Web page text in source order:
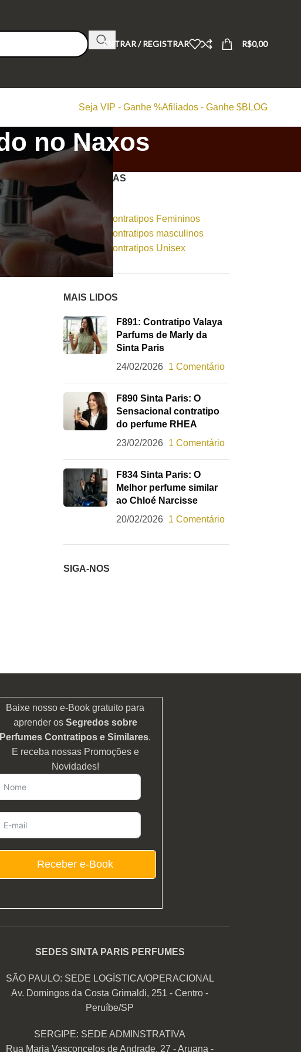
ENTRAR / REGISTRAR R$0,00
Seja VIP - Ganhe %Afiliados - Ganhe $BLOG
no Naxos
CATEGORIAS
Dicas
Perfumes Contratipos Femininos
Perfumes Contratipos masculinos
Perfumes Contratipos Unisex
MAIS LIDOS
F891: Contratipo Valaya
Parfums de Marly da
Sinta Paris
24/02/2026 1 Comentário
F890 Sinta Paris: O
Sensacional contratipo
do perfume RHEA
23/02/2026 1 Comentário
F834 Sinta Paris: O
Melhor perfume similar
ao Chloé Narcisse
20/02/2026 1 Comentário
SIGA-NOS
Baixe nosso e-Book gratuito para
aprender os Segredos sobre
Perfumes Contratipos e Similares.
E receba nossas Promoções e
Novidades!
Receber e-Book
SEDES SINTA PARIS PERFUMES
SÃO PAULO: SEDE LOGÍSTICA/OPERACIONAL
Av. Domingos da Costa Grimaldi, 251 - Centro -
Peruíbe/SP
SERGIPE: SEDE ADMINSTRATIVA
Rua Maria Vasconcelos de Andrade, 27 - Aruana -